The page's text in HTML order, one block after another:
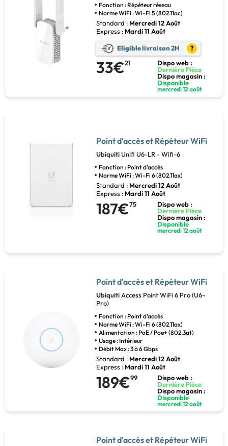
Fonction : Répéteur réseau
Norme WiFi : Wi-Fi 5 (802.11ac)
Standard : Mercredi 12 Août
Express : Mardi 11 Août
Eligible livraison 2H ?
33€21
Dispo web :
Dernière Pièce
Dispo magasin :
Disponible
mercredi 12 août
Point d'accès et Répéteur WiFi
UbiquitiUnifi U6-LR - Wifi-6
Fonction : Point d'accès
Norme WiFi : Wi-Fi 6 (802.11ax)
Standard : Mercredi 12 Août
Express : Mardi 11 Août
187€75
Dispo web :
Dernière Pièce
Dispo magasin :
Disponible
mercredi 12 août
Point d'accès et Répéteur WiFi
Ubiquiti Access Point WiFi 6 Pro (U6-
Pro)
Fonction : Point d'accès
Norme WiFi : Wi-Fi 6 (802.11ax)
Alimentation : PoE / Poe+ (802.3at)
Usage : Intérieur
Débit Max : 3 à 6 Gbps
Standard : Mercredi 12 Août
Express : Mardi 11 Août
189€99
Dispo web :
Dernière Pièce
Dispo magasin :
Disponible
mercredi 12 août
Point d'accès et Répéteur WiFi